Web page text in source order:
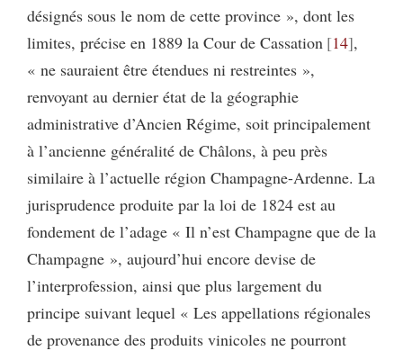
désignés sous le nom de cette province », dont les
limites, précise en 1889 la Cour de Cassation 14 ,
« ne sauraient être étendues ni restreintes »,
renvoyant au dernier état de la géographie
administrative d’Ancien Régime, soit principalement
à l’ancienne généralité de Châlons, à peu près
similaire à l’actuelle région Champagne-Ardenne. La
jurisprudence produite par la loi de 1824 est au
fondement de l’adage « Il n’est Champagne que de la
Champagne », aujourd’hui encore devise de
l’interprofession, ainsi que plus largement du
principe suivant lequel « Les appellations régionales
de provenance des produits vinicoles ne pourront